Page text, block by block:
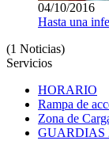
04/10/2016
Hasta una
(1 Noticias)
Servicios
HORARIO
Rampa de
Zona de
GUARDIAS